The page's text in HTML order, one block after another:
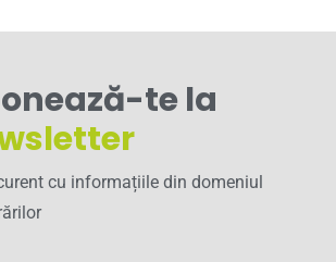
te la
cu informațiile din domeniul